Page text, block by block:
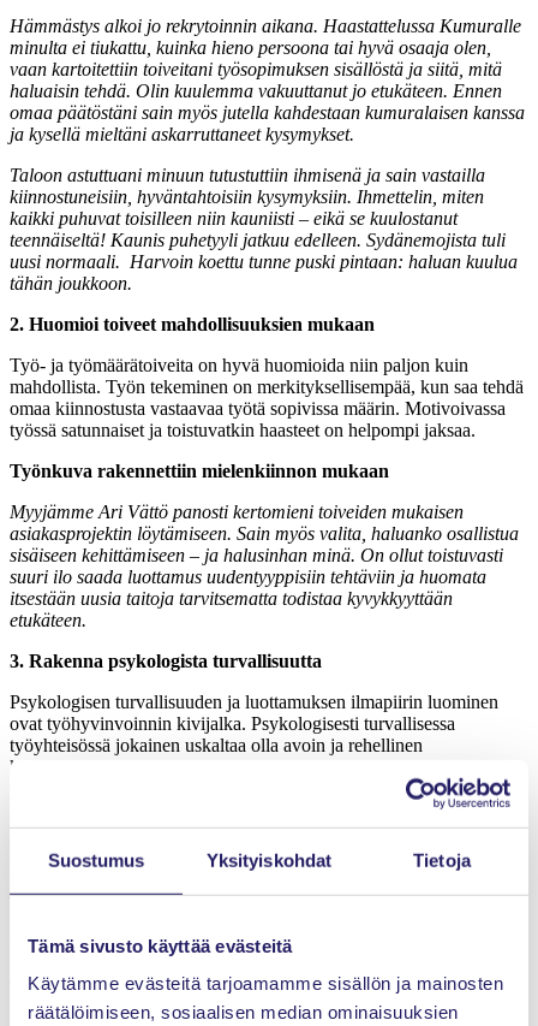
Suostumus Yksityiskohdat Tietoja
Tämä sivusto käyttää evästeitä
Käytämme evästeitä tarjoamamme sisällön ja mainosten
räätälöimiseen, sosiaalisen median ominaisuuksien
Hämmästys alkoi jo rekrytoinnin aikana. Haastattelussa Kumuralle
minulta ei tiukattu, kuinka hieno persoona tai hyvä osaaja olen,
vaan kartoitettiin toiveitani työsopimuksen sisällöstä ja siitä, mitä
haluaisin tehdä. Olin kuulemma vakuuttanut jo etukäteen. Ennen
omaa päätöstäni sain myös jutella kahdestaan kumuralaisen kanssa
ja kysellä mieltäni askarruttaneet kysymykset.
Taloon astuttuani minuun tutustuttiin ihmisenä ja sain vastailla
kiinnostuneisiin, hyväntahtoisiin kysymyksiin. Ihmettelin, miten
kaikki puhuvat toisilleen niin kauniisti – eikä se kuulostanut
teennäiseltä! Kaunis puhetyyli jatkuu edelleen. Sydänemojista tuli
uusi normaali. Harvoin koettu tunne puski pintaan: haluan kuulua
tähän joukkoon.
2. Huomioi toiveet mahdollisuuksien mukaan
Työ- ja työmäärätoiveita on hyvä huomioida niin paljon kuin
mahdollista. Työn tekeminen on merkityksellisempää, kun saa tehdä
omaa kiinnostusta vastaavaa työtä sopivissa määrin. Motivoivassa
työssä satunnaiset ja toistuvatkin haasteet on helpompi jaksaa.
Työnkuva rakennettiin mielenkiinnon mukaan
Myyjämme Ari Vättö panosti kertomieni toiveiden mukaisen
asiakasprojektin löytämiseen. Sain myös valita, haluanko osallistua
sisäiseen kehittämiseen – ja halusinhan minä. On ollut toistuvasti
suuri ilo saada luottamus uudentyyppisiin tehtäviin ja huomata
itsestään uusia taitoja tarvitsematta todistaa kyvykkyyttään
etukäteen.
3. Rakenna psykologista turvallisuutta
Psykologisen turvallisuuden ja luottamuksen ilmapiirin luominen
ovat työhyvinvoinnin kivijalka. Psykologisesti turvallisessa
työyhteisössä jokainen uskaltaa olla avoin ja rehellinen
kokemuksistaan ja pyytää apua sitä tarvitessaan. Haasteissa
punnitaan, löytyykö tilanteessa tukea, arvostavaa kohtaamista ja
Haasteita pukkaa – vai pukkaako?
Eräällä syksyisellä viikolla työarjessa kaikki osa-alueet menivät
kertoa tilanteesta työntekijäkokemuksestamme vastaavalle Merja
Gallerille. Samana iltana kotiin saapui kukkia ja viesti ”Olet meille
arvokas juuri tuollaisena kuin olet, kaikki järjestyy.” Viesti meni
ikiajoiksi talteen suoraan sydämeen (ja piironginlaatikkoon). Eikä
luulo ollutkaan tiedon väärti, kaikki päättyi hyvin.